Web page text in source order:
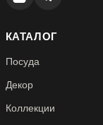
КАТАЛОГ
Посуда
Декор
Коллекции